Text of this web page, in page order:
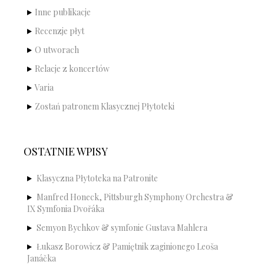
Inne publikacje
Recenzje płyt
O utworach
Relacje z koncertów
Varia
Zostań patronem Klasycznej Płytoteki
OSTATNIE WPISY
Klasyczna Płytoteka na Patronite
Manfred Honeck, Pittsburgh Symphony Orchestra &
IX Symfonia Dvořáka
Semyon Bychkov & symfonie Gustava Mahlera
Łukasz Borowicz & Pamiętnik zaginionego Leoša
Janáčka